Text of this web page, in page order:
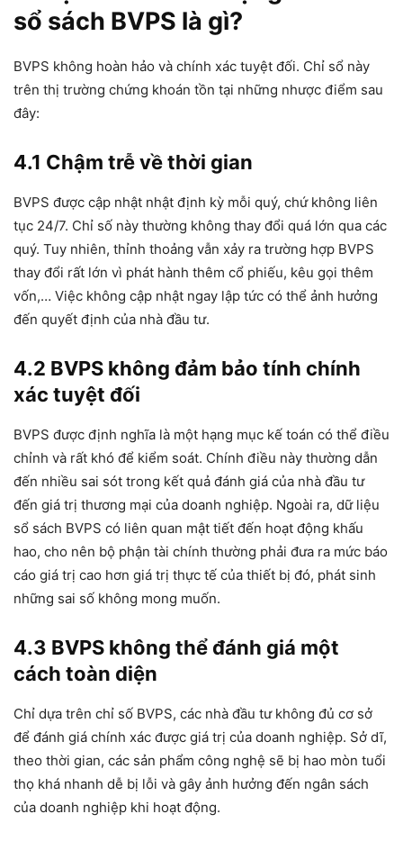
sổ sách BVPS là gì?
BVPS không hoàn hảo và chính xác tuyệt đối. Chỉ sổ này
trên thị trường chứng khoán tồn tại những nhược điểm sau
đây:
4.1 Chậm trễ về thời gian
BVPS được cập nhật nhật định kỳ mỗi quý, chứ không liên
tục 24/7. Chỉ số này thường không thay đổi quá lớn qua các
quý. Tuy nhiên, thỉnh thoảng vẫn xảy ra trường hợp BVPS
thay đổi rất lớn vì phát hành thêm cổ phiếu, kêu gọi thêm
vốn,… Việc không cập nhật ngay lập tức có thể ảnh hưởng
đến quyết định của nhà đầu tư.
4.2 BVPS không đảm bảo tính chính
xác tuyệt đối
BVPS được định nghĩa là một hạng mục kế toán có thể điều
chỉnh và rất khó để kiểm soát. Chính điều này thường dẫn
đến nhiều sai sót trong kết quả đánh giá của nhà đầu tư
đến giá trị thương mại của doanh nghiệp. Ngoài ra, dữ liệu
sổ sách BVPS có liên quan mật tiết đến hoạt động khấu
hao, cho nên bộ phận tài chính thường phải đưa ra mức báo
cáo giá trị cao hơn giá trị thực tế của thiết bị đó, phát sinh
những sai số không mong muốn.
4.3 BVPS không thể đánh giá một
cách toàn diện
Chỉ dựa trên chỉ số BVPS, các nhà đầu tư không đủ cơ sở
để đánh giá chính xác được giá trị của doanh nghiệp. Sở dĩ,
theo thời gian, các sản phẩm công nghệ sẽ bị hao mòn tuổi
thọ khá nhanh dễ bị lỗi và gây ảnh hưởng đến ngân sách
của doanh nghiệp khi hoạt động.